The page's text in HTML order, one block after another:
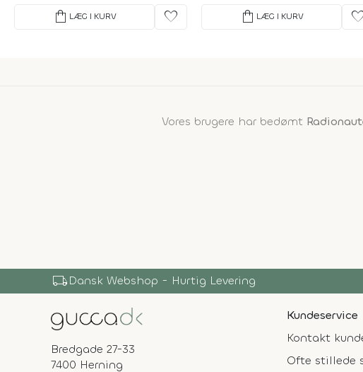
shopping_bag LÆG I KURV favorite shopping_bag LÆG I KURV
Vores brugere har bedømt
local_shippingDansk Webshop - Hurtig Levering
Kundeservice
Kontakt
Ofte stillede
Bredgade 27-33
7400 Herning